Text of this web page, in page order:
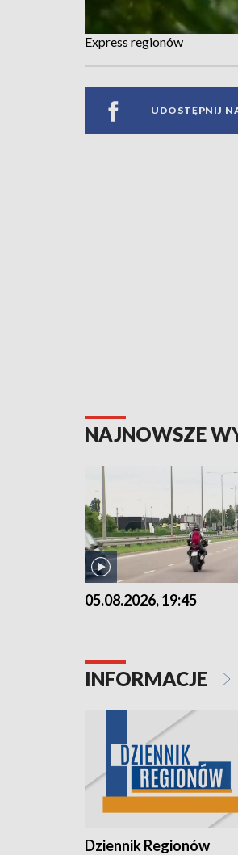
Express regionów
UDOSTĘPNIJ
NAJNOWSZE
05.08.2026, 19:45
INFORMACJE
Dziennik Regionów